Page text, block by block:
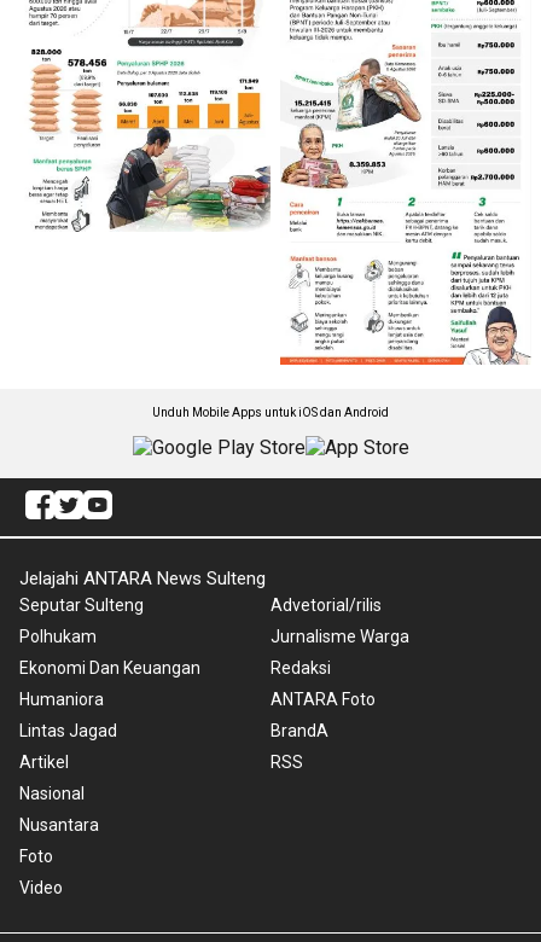
Unduh Mobile Apps untuk iOS dan Android
Jelajahi ANTARA News Sulteng
Seputar Sulteng
Polhukam
Ekonomi Dan Keuangan
Humaniora
Lintas Jagad
Artikel
Nasional
Nusantara
Foto
Video
Advetorial/rilis
Jurnalisme Warga
Redaksi
ANTARA Foto
BrandA
RSS